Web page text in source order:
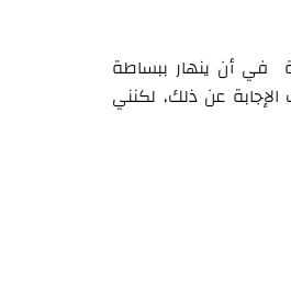
في أن ينهار ببساطة
عن ذلك، لكنني